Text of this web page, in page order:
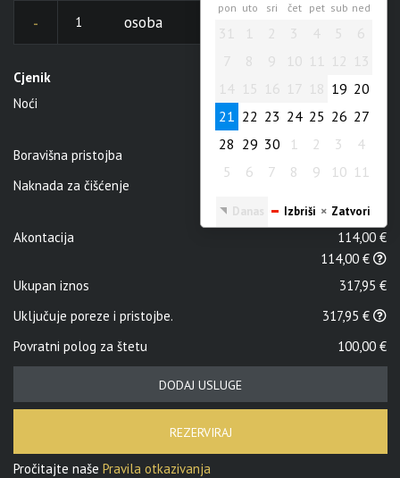
4 5
7 8 9 10 11 12 13
14
21
8
pon uto sri čet pet sub ned
31 1 2 3 4 5
6
7
8 9 10 11 12 13
14 15 16 17 18 19 20
21 22 23 24 25 26 27
28 29 30 1 2 3
4
5
6 7 8 9 10 11
Danas Izbriši Zatvori
osoba
Cjenik
Noći
Boravišna pristojba
7,95 €
Naknada za čišćenje
Akontacija
114,00 €
114,00 €
Ukupan iznos
317,95 €
Uključuje poreze i pristojbe.
317,95 €
Povratni polog za štetu
100,00 €
DODAJ USLUGE
REZERVIRAJ
Pročitajte naše Pravila otkazivanja